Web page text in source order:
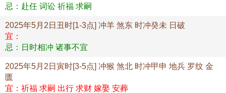
忌：赴任 词讼 祈福 求嗣
2025年5月2日丑时[1-3点] 冲羊 煞东 时冲癸未 日破
宜：
忌：日时相冲 诸事不宜
2025年5月2日寅时[3-5点] 冲猴 煞北 时冲甲申 地兵 罗纹 金
匮
宜：祈福 求嗣 出行 求财 嫁娶 安葬